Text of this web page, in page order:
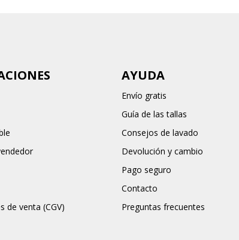
de venta (CGV)
AYUDA
Envío gratis
Guía de las tallas
Consejos de lavado
Devolución y cambio
Pago seguro
Contacto
Preguntas frecuentes